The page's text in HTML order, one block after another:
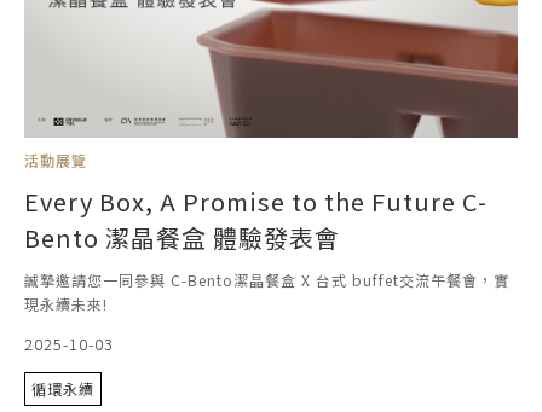
活動展覽
Every Box, A Promise to the Future C-
Bento 潔晶餐盒 體驗發表會
誠摯邀請您一同參與 C-Bento潔晶餐盒 X 台式​ buffet​交流午餐​會，實
現永續未來!
2025-10-03
循環永續